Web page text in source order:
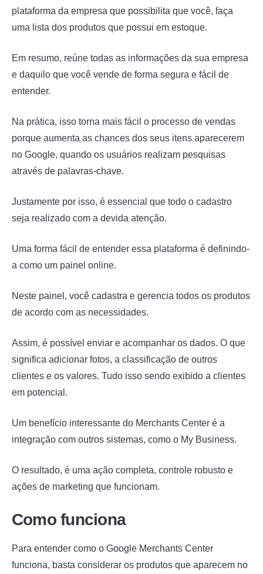
plataforma da empresa que possibilita que você, faça
uma lista dos produtos que possui em estoque.
Em resumo, reúne todas as informações da sua empresa
e daquilo que você vende de forma segura e fácil de
entender.
Na prática, isso torna mais fácil o processo de vendas
porque aumenta as chances dos seus itens aparecerem
no Google, quando os usuários realizam pesquisas
através de palavras-chave.
Justamente por isso, é essencial que todo o cadastro
seja realizado com a devida atenção.
Uma forma fácil de entender essa plataforma é definindo-
a como um painel online.
Neste painel, você cadastra e gerencia todos os produtos
de acordo com as necessidades.
Assim, é possível enviar e acompanhar os dados. O que
significa adicionar fotos, a classificação de outros
clientes e os valores. Tudo isso sendo exibido a clientes
em potencial.
Um benefício interessante do Merchants Center é a
integração com outros sistemas, como o My Business.
O resultado, é uma ação completa, controle robusto e
ações de marketing que funcionam.
Como funciona
Para entender como o Google Merchants Center
funciona, basta considerar os produtos que aparecem no